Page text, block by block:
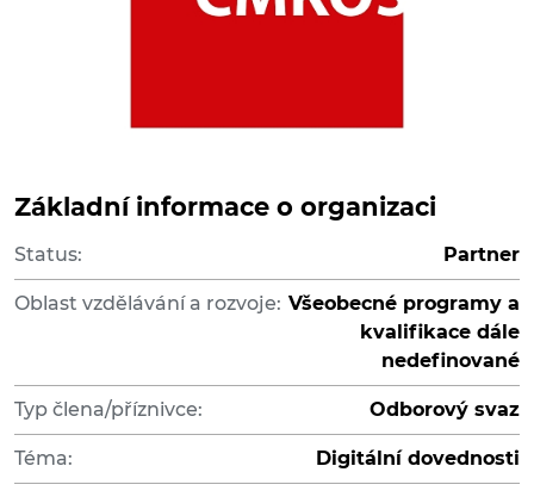
Základní informace o organizaci
Status: Partner
Oblast vzdělávání a rozvoje: Všeobecné programy a
kvalifikace dále
nedefinované
Typ člena/příznivce: Odborový svaz
Téma: Digitální dovednosti